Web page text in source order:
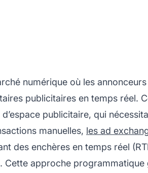
numérique où les
publicitaires en temps réel.
publicitaire, qui
manuelles, les ad
des enchères en temps réel
Cette approche programmatique